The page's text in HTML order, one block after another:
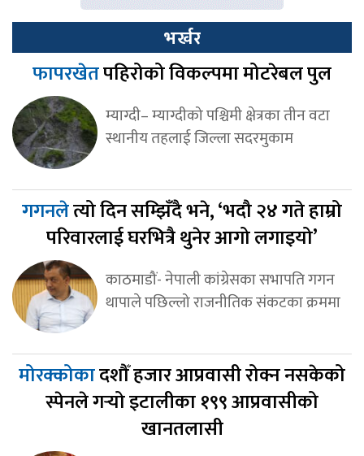
भर्खर
फापरखेतपहिरोको विकल्पमा मोटरेबल पुल
म्याग्दी– म्याग्दीको पश्चिमी क्षेत्रका तीन वटा
स्थानीय तहलाई जिल्ला सदरमुकाम
गगनलेत्यो दिन सम्झिँदै भने, ‘भदौ २४ गते हाम्रो
परिवारलाई घरभित्रै थुनेर आगो लगाइयो’
काठमाडौं- नेपाली कांग्रेसका सभापति गगन
थापाले पछिल्लो राजनीतिक संकटका क्रममा
मोरक्कोकादशौँ हजार आप्रवासी रोक्न नसकेको
स्पेनले गर्‍यो इटालीका १९९ आप्रवासीको
खानतलासी